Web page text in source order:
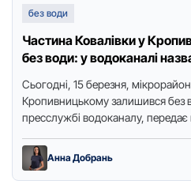
без води
Частина Ковалівки у
без води: у водоканалі
Сьогодні, 15 березня,
Кропивницькому залишився без
пресслужбі водоканалу,
Анна Добрань